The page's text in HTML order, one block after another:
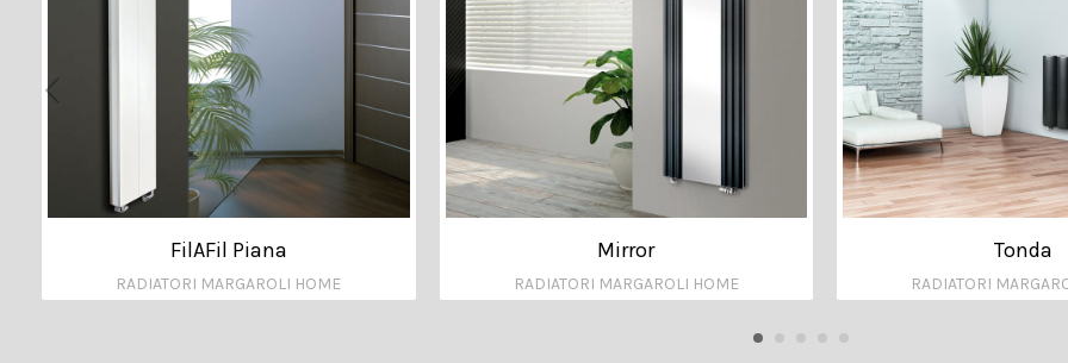
FilAFil Piana
RADIATORI MARGAROLI HOME
Mirror
RADIATORI MARGAROLI HOME
Tonda
RADIATORI